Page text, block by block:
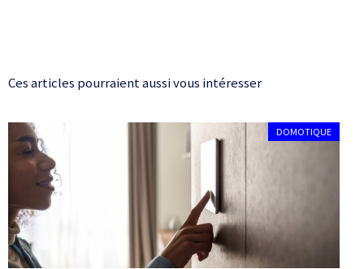
Ces articles pourraient aussi vous intéresser
DOMOTIQUE